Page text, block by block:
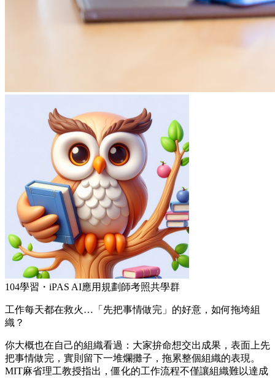
104學習・iPAS AI應用規劃師考照共學群
工作每天都在救火…「先把事情做完」的好意，如何拖垮組
織？
你大概也在自己的組織看過：大家拚命想交出成果，表面上先
把事情做完，實則留下一堆爛攤子，拖累整個組織的表現。
MIT麻省理工教授指出，僵化的工作流程不僅讓組織難以達成